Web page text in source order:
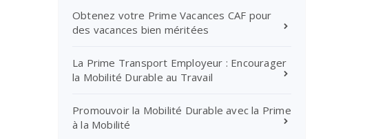
Obtenez votre Prime Vacances CAF pour
des vacances bien méritées
La Prime Transport Employeur : Encourager
la Mobilité Durable au Travail
Promouvoir la Mobilité Durable avec la Prime
à la Mobilité